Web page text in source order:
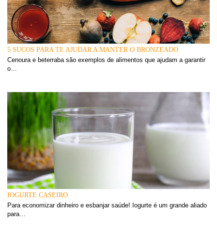
5 SUCOS PARA TE AJUDAR A MANTER O BRONZEADO
Cenoura e beterraba são exemplos de alimentos que ajudam a garantir
o…
IOGURTE CASEIRO
Para economizar dinheiro e esbanjar saúde! Iogurte é um grande aliado
para…